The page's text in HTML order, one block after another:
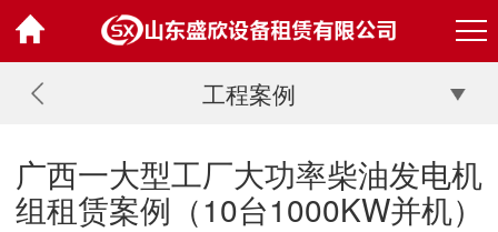
工程案例
广西一大型工厂大功率柴油发电机
组租赁案例（10台1000KW并机）